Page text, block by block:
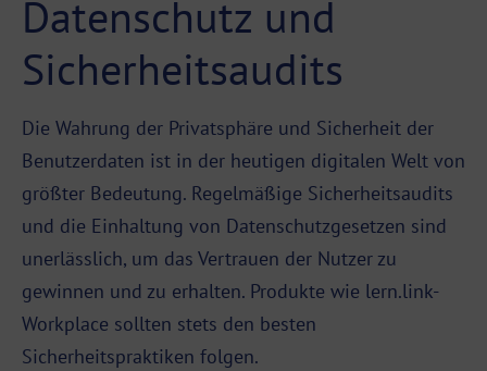
Datenschutz und
Sicherheitsaudits
Die Wahrung der Privatsphäre und Sicherheit der
Benutzerdaten ist in der heutigen digitalen Welt von
größter Bedeutung. Regelmäßige Sicherheitsaudits
und die Einhaltung von Datenschutzgesetzen sind
unerlässlich, um das Vertrauen der Nutzer zu
gewinnen und zu erhalten. Produkte wie lern.link-
Workplace sollten stets den besten
Sicherheitspraktiken folgen.